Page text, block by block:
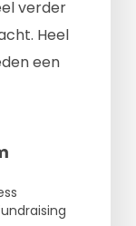
verder
Heel
een